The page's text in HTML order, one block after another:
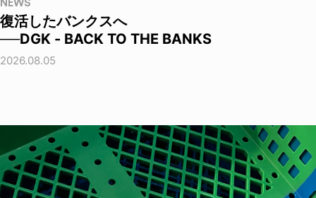
NEWS
復活したバンクスへ
──DGK - BACK TO THE BANKS
2026.08.05